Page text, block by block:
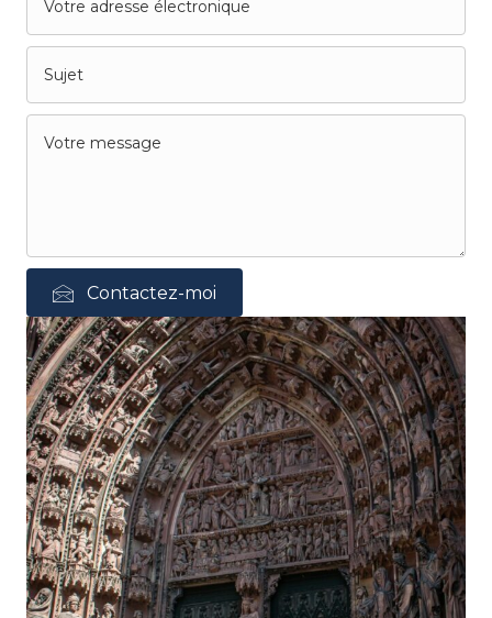
Contactez-moi